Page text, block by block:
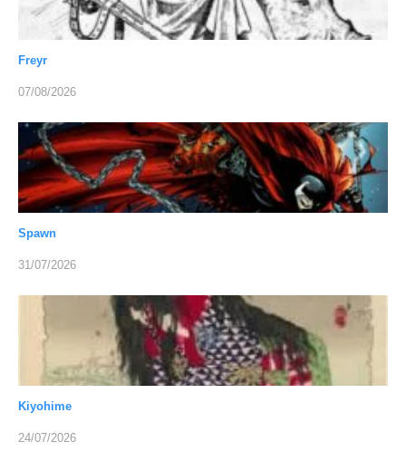
Freyr
07/08/2026
Spawn
31/07/2026
Kiyohime
24/07/2026